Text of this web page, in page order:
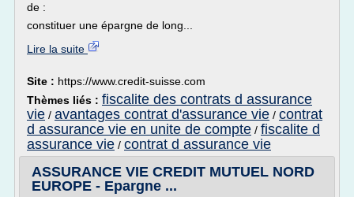
de :
constituer une épargne de long...
Lire la suite
Site : https://www.credit-suisse.com
Thèmes liés : fiscalite des contrats d assurance
vie / avantages contrat d'assurance vie / contrat
d assurance vie en unite de compte / fiscalite d
assurance vie / contrat d assurance vie
ASSURANCE VIE CREDIT MUTUEL NORD
EUROPE - Epargne ...